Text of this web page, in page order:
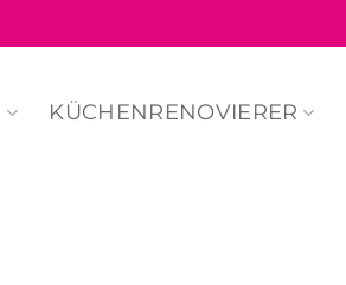
KÜCHENRENOVIERER